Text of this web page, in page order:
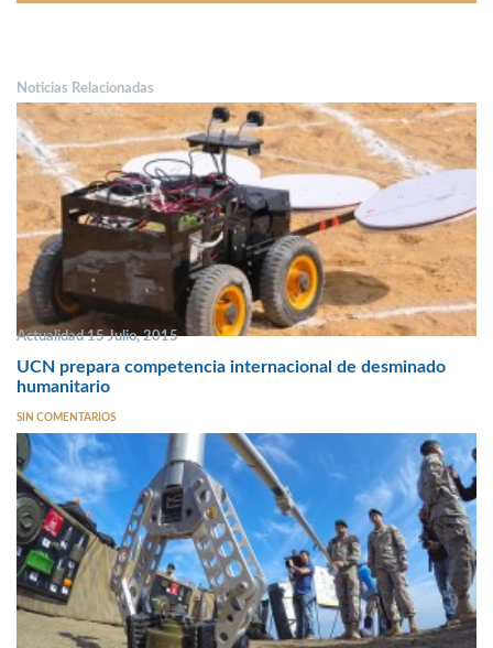
Noticias Relacionadas
Actualidad 15 Julio, 2015
UCN prepara competencia internacional de desminado
humanitario
SIN COMENTARIOS